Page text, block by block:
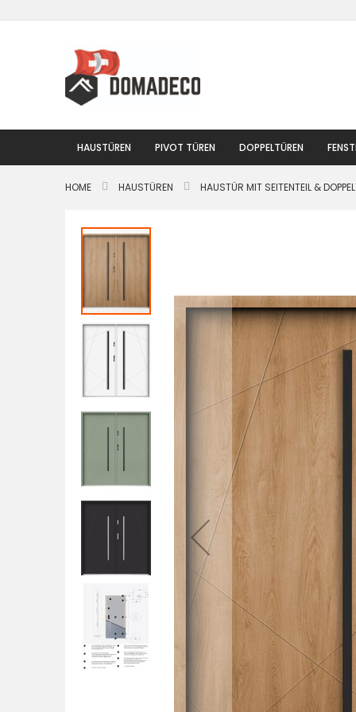
Inhalt
HAUSTÜREN PIVOT TÜREN DOPPELTÜREN
HOME HAUSTÜREN HAUSTÜR MIT SEITENTEIL &
Zum
Bildgalerie